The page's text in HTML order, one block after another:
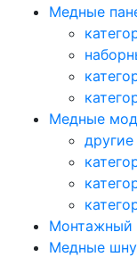
Медные
Медные
Монтажный
Медные